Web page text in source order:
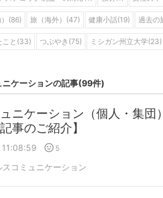
(86) 旅（海外）(47) 健康小話(19) 過去の
こと(33) つぶやき(75) ミシガン州立大学(23)
ニケーションの記事(99件)
ニケーション（個人・集団
事のご紹介】
5
スコミュニケーション